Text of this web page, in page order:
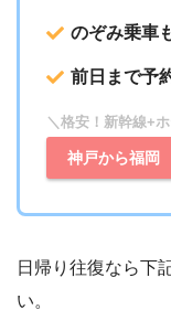
のぞみ乗車
前日まで予
＼格安！新幹線+
神戸から福岡
日帰り往復なら下
い。